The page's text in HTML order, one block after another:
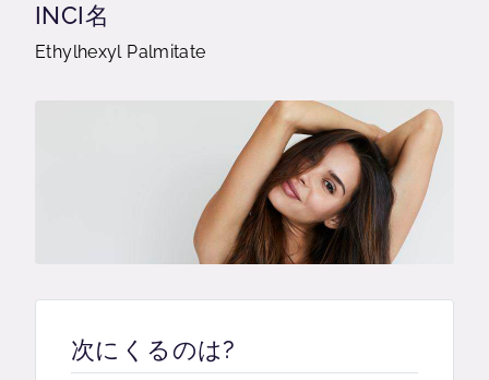
INCI名
Ethylhexyl Palmitate
次にくるのは?